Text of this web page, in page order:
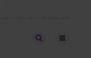
Stellen finden